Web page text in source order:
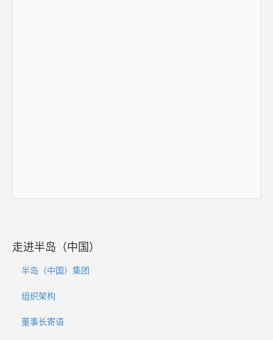
走进半岛（中国）
半岛（中国）集团
组织架构
董事长寄语